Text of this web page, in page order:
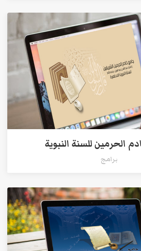
الحرمين للسنة النبوية
برامج